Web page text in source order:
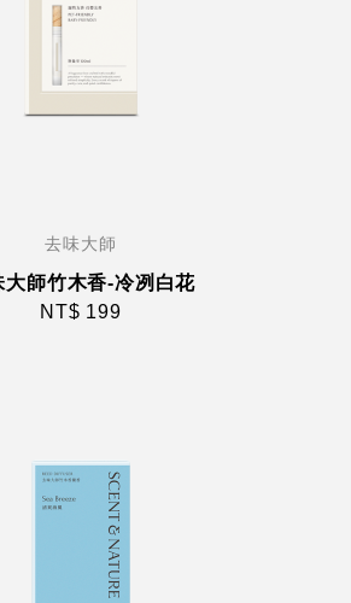
去味大師
大師竹木香-冷冽白花
NT$ 199